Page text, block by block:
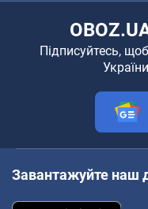
Підписуйтесь,
Завантажуйте наш